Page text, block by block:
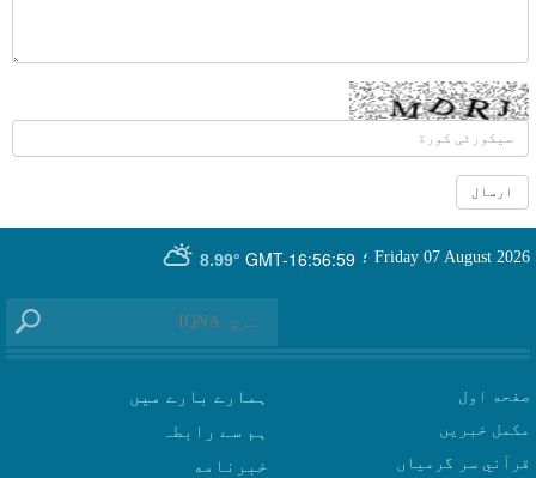
GMT-16:56:59
8.99° Friday 07 August 2026 ؛
صفحه اول
مکمل خبریں
قرآني سر گرمياں
ہمارے بارے میں
ہم سے رابطہ